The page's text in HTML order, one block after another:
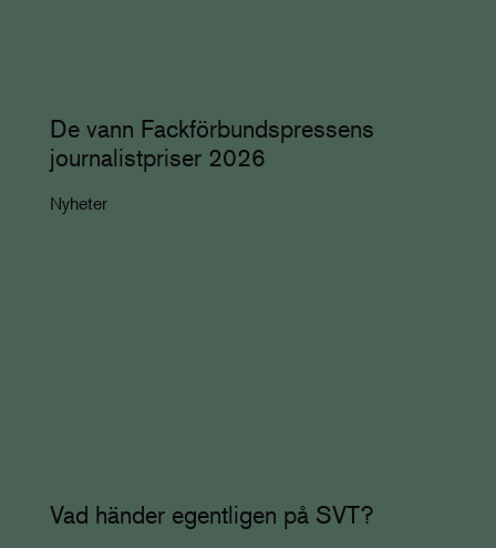
De vann Fackförbundspressens
journalistpriser 2026
Nyheter
Vad händer egentligen på SVT?